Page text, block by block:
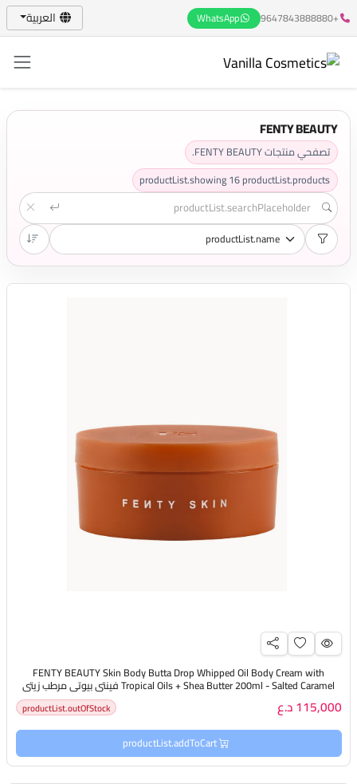
+9647843888880
WhatsApp العربية
FENTY BEAUTY
تصفحي منتجات FENTY BEAUTY.
productList.showing16productList.products
FENTY BEAUTY Skin Body Butta Drop Whipped Oil Body Cream with
Tropical Oils + Shea Butter 200ml - Salted Caramel فينتي بيوتي مرطب زيتي
للجسم ينعم ويعزز حاجز البشرة برائحة الكراميل المملح 115,000 د.ع productList.outOfStock
productList.addToCart